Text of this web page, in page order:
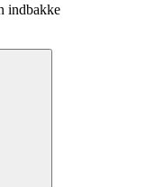
indbakke